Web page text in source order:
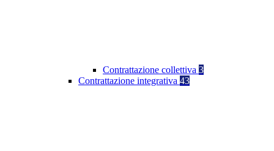
Contrattazione collettiva 3
Contrattazione integrativa 43